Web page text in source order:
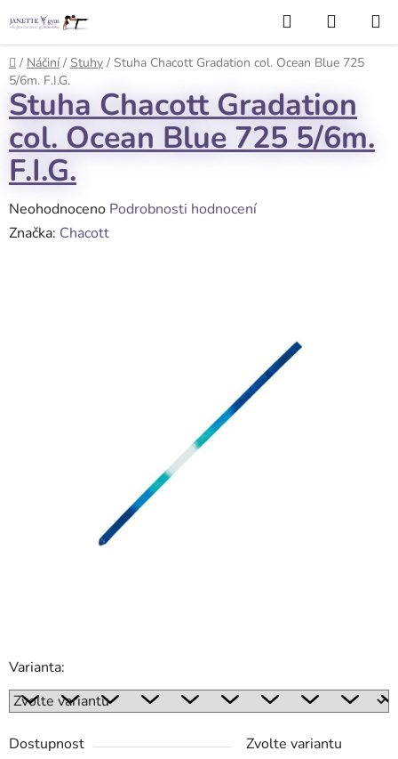
na
obsah
Hledat
KOŠÍK
Domů
/ Náčiní / Stuhy / Stuha Chacott Gradation col. Ocean Blue 725
5/6m. F.I.G.
Varianta:
Dostupnost
Zvolte variantu
Stuha Chacott Gradation
col. Ocean Blue 725 5/6m.
F.I.G.
Průměrné
hodnocení
Neohodnoceno Podrobnosti hodnocení
Značka: Chacott